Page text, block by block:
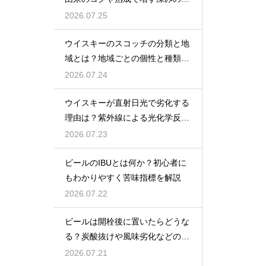
密を解説
2026.07.25
ウイスキーのスコッチの分類と地
域とは？地域ごとの個性と種類を
解説
2026.07.24
ウイスキーが直射日光で劣化する
理由は？紫外線による光化学反応
で風味が損なわれるため
2026.07.23
ビールのIBUとは何か？初心者に
もわかりやすく苦味指標を解説
2026.07.22
ビールは開栓後に置いたらどうな
る？炭酸抜けや風味劣化などの影
響を解説
2026.07.21